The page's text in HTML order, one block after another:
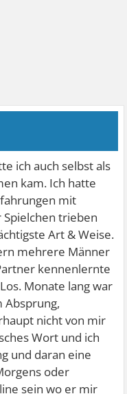
ich auch selbst als
kam. Ich hatte
mit
trieben
Art & Weise.
mehrere Männer
kennenlernte
Monate lang war
Absprung,
nicht von mir
Wort und ich
und daran eine
oder
sein wo er mir